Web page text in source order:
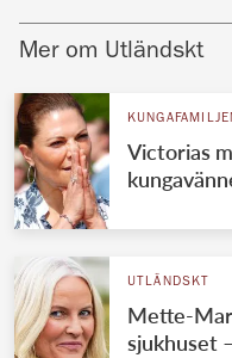
Mer om Utländskt
Victorias
UTLÄNDSKT
Mette-
sjukhuset